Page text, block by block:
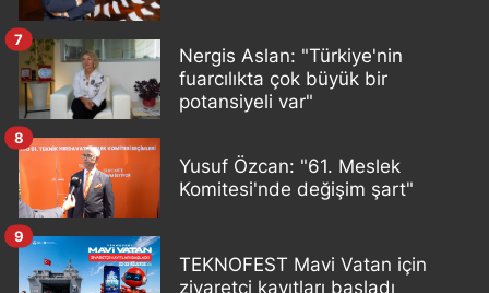
Nergis Aslan: "Türkiye'nin
fuarcılıkta çok büyük bir
potansiyeli var"
7
Yusuf Özcan: "61. Meslek
Komitesi'nde değişim şart"
8
TEKNOFEST Mavi Vatan için
ziyaretçi kayıtları başladı
9